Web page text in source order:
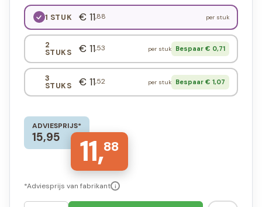
1 STUK € 11,88 per stuk
2
STUKS € 11,53 per stuk Bespaar € 0,71
3
STUKS € 11,52 per stuk Bespaar € 1,07
ADVIESPRIJS*
15,95 11,88
*Adviesprijs van fabrikant i